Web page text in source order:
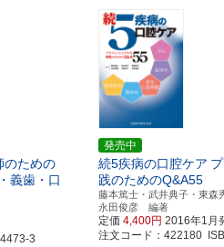
のための
義歯・口
3
発売中
続5疾病の口腔ケア
践のためのQ&A55
藤本篤士・武井典子・東森
永田俊彦 編著
定価4,400円 2016年1月
注文コード：422180